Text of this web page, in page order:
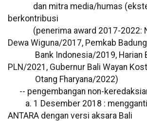
dan mitra media/humas
berkontribusi
(penerima award 2017-2022:
Dewa Wiguna/2017, Pemkab
Bank Indonesia/2019, Harian
PLN/2021, Gubernur Bali Wayan
Otang Fharyana/2022)
-- pengembangan non-
a. 1 Desember 2018 : mengganti
ANTARA dengan versi aksara Bali